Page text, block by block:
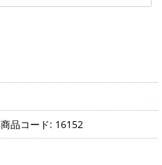
商品コード: 16152